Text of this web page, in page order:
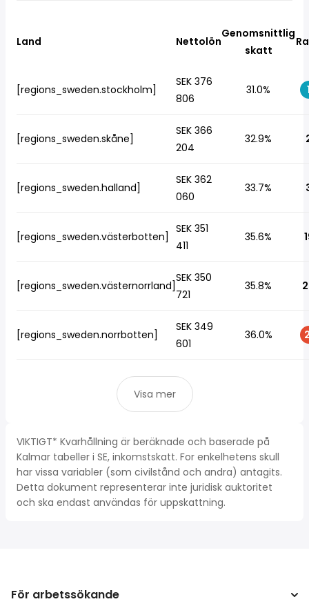
Land Nettolön
Genomsnittlig
skatt
[regions_sweden.stockholm]
SEK 376
806
31.0%
[regions_sweden.skåne]
SEK 366
204
32.9%
[regions_sweden.halland]
SEK 362
060
33.7%
[regions_sweden.västerbotten]
SEK 351
411
35.6%
[regions_sweden.västernorrland]
SEK 350
721
35.8%
[regions_sweden.norrbotten]
SEK 349
601
36.0%
Visa mer
VIKTIGT* Kvarhållning är beräknade och baserade på
Kalmar tabeller i SE, inkomstskatt. For enkelhetens skull
har vissa variabler (som civilstånd och andra) antagits.
Detta dokument representerar inte juridisk auktoritet
och ska endast användas för uppskattning.
För arbetssökande